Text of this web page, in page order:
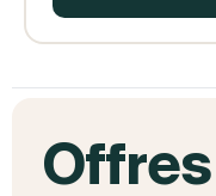
Offres